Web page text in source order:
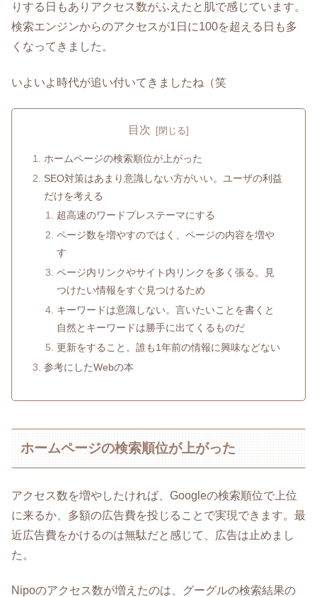
りする日もありアクセス数がふえたと肌で感じています。
検索エンジンからのアクセスが1日に100を超える日も多
くなってきました。
いよいよ時代が追い付いてきましたね（笑
目次
ホームページの検索順位が上がった
SEO対策はあまり意識しない方がいい。ユーザの利益
だけを考える
超高速のワードプレステーマにする
ページ数を増やすのではく、ページの内容を増や
す
ページ内リンクやサイト内リンクを多く張る。見
つけたい情報をすぐ見つけるため
キーワードは意識しない。言いたいことを書くと
自然とキーワードは勝手に出てくるものだ
更新をすること。誰も1年前の情報に興味などない
参考にしたWebの本
ホームページの検索順位が上がった
アクセス数を増やしたければ、Googleの検索順位で上位
に来るか、多額の広告費を投じることで実現できます。最
近広告費をかけるのは無駄だと感じて、広告は止めまし
た。
Nipoのアクセス数が増えたのは、グーグルの検索結果の